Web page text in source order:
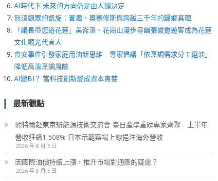
AI時代下 未來的方向仍是由人類決定
無須觀眾的凱旋：普趣、奧德修斯與跨越三千年的歸鄉真理
「議長帶您遊花蓮」美崙溪、花崗山漫步尋幽張峻邀遊客成為花蓮
文化觀光代言人
食安事件引發家庭用油新思維 專家倡議「依烹調需求分工選油」
降低高溫烹調風險
AI變BI？ 當科技創新變成資本貪婪
最新觀點
熙特爾赴東京辦能源技術交流會 臺日產學重磅專家齊聚 上半年
營收狂飆1,508% 日本示範案場上線挹注海外營收
2026 年 8 月 5 日
因國際油價持續上漲，推升市場對通膨的疑慮？
2026 年 8 月 5 日